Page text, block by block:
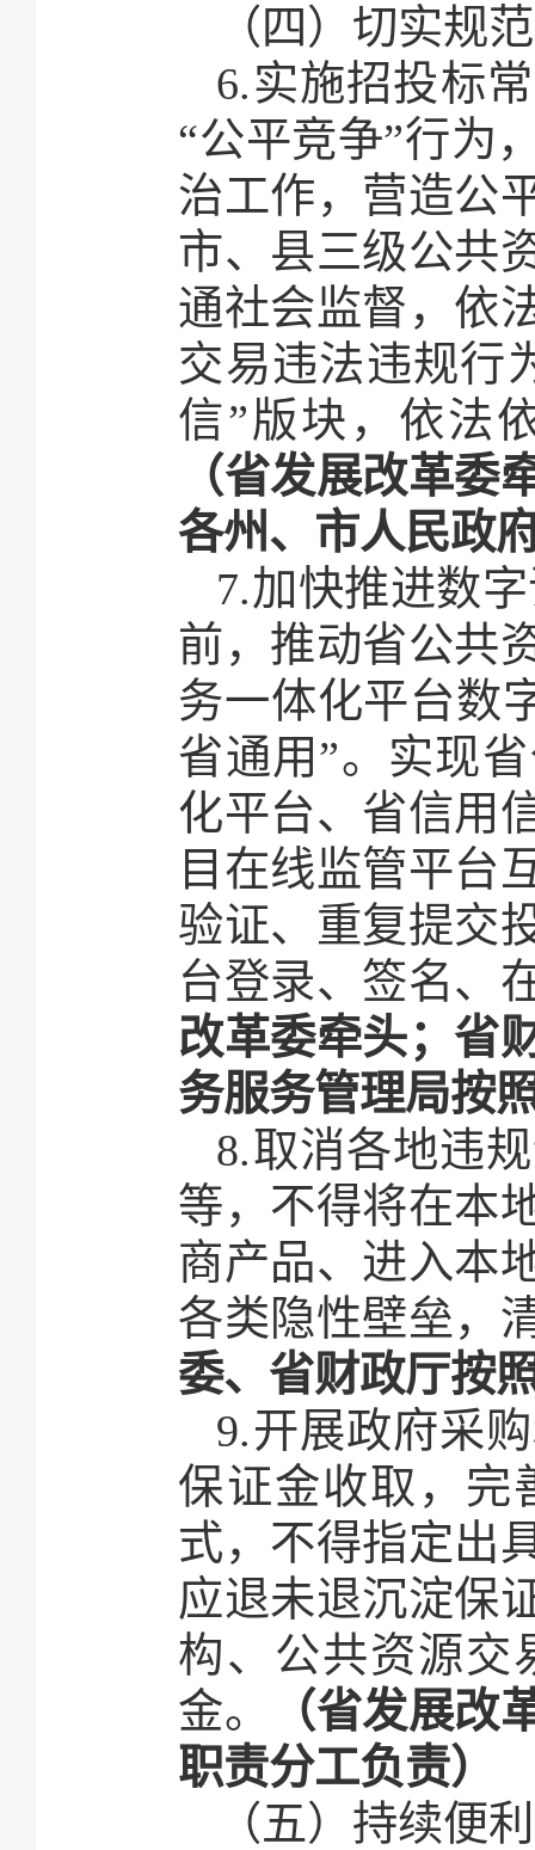
（四）切实规
6.实施招投标
“公平竞争”行为
治工作，营造公
市、县三级公共
通社会监督，依
交易违法违规行
信”版块，依法
（省发展改革委
各州、市人民政
7.加快推进数
前，推动省公共
务一体化平台数
省通用”。实现
化平台、省信用
目在线监管平台
验证、重复提交
台登录、签名、
改革委牵头；省
务服务管理局按
8.取消各地违
等，不得将在本
商产品、进入本
各类隐性壁垒，
委、省财政厅按
9.开展政府采
保证金收取，完
式，不得指定出
应退未退沉淀保
构、公共资源交
金。
（省发展改
职责分工负责）
（五）持续便